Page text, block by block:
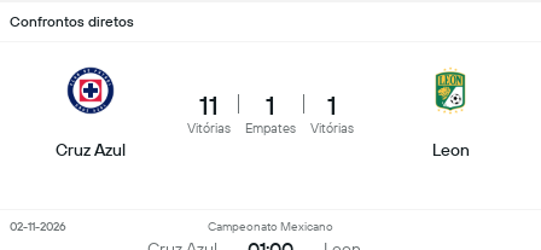
Confrontos diretos
Cruz Azul
11
Vitórias
1
Empates
1
Vitórias
Leon
Campeonato Mexicano
02-11-2026